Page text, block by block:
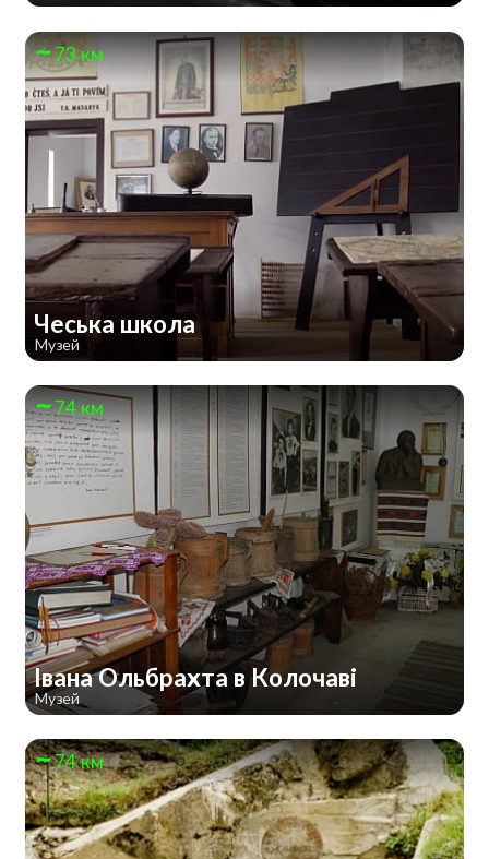
73 км
Чеська школа
Музей
74 км
Івана Ольбрахта в Колочаві
Музей
74 км